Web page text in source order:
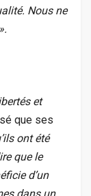
Nous ne
et
que ses
ont été
que le
d’un